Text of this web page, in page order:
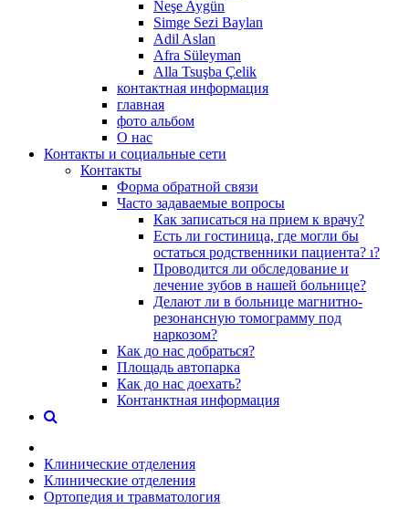
Neşe Aygün
Simge Sezi Baylan
Adil Aslan
Afra Süleyman
Alla Tsuşba Çelik
контактная информация
главная
фото альбом
О нас
Контакты и социальные сети
Контакты
Форма обратной связи
Часто задаваемые вопросы
Как записаться на прием к врачу?
Есть ли гостиница, где могли бы
остаться родственники пациента? ı?
Проводится ли обследование и
лечение зубов в нашей больнице?
Делают ли в больнице магнитно-
резонансную томограмму под
наркозом?
Как до нас добраться?
Площадь автопарка
Как до нас доехать?
Контанктная информация
Клинические отделения
Клинические отделения
Ортопедия и травматология